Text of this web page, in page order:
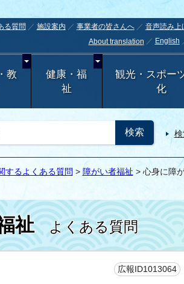
る質問 施設案内 事業者の皆さんへ 音声読み上
About translation
English
教
健康・福
祉
観光・スポー
化
するよくある質問 > 障がい者福祉 > 心身に障
祉よくある質問
広報ID1013064